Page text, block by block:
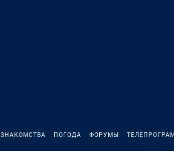
ЗНАКОМСТВА ПОГОДА ФОРУМЫ